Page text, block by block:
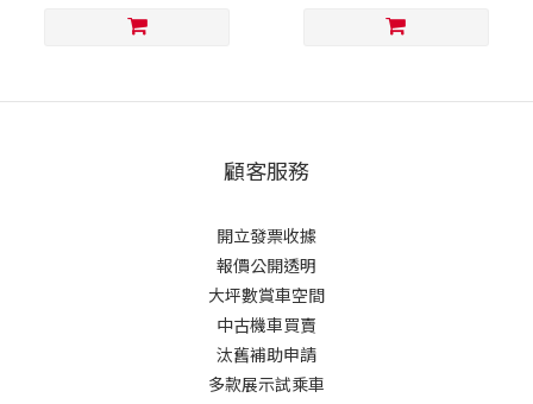
顧客服務
開立發票收據
報價公開透明
大坪數賞車空間
中古機車買賣
汰舊補助申請
多款展示試乘車